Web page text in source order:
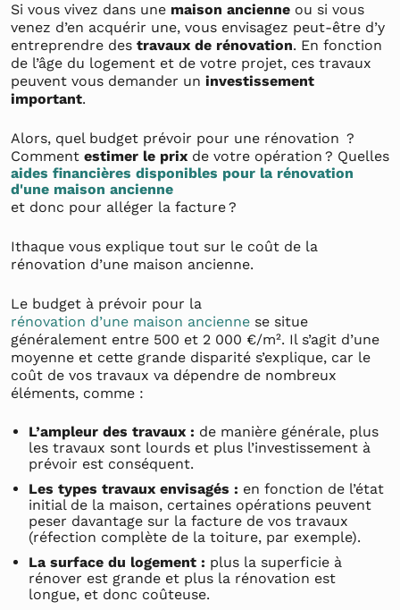
Si vous vivez dans une maison ancienne ou si vous
venez d’en acquérir une, vous envisagez peut-être d’y
entreprendre des travaux de rénovation. En fonction
de l’âge du logement et de votre projet, ces travaux
peuvent vous demander un investissement
important.
Alors, quel budget prévoir pour une rénovation ?
Comment estimer le prix de votre opération ? Quelles
aides financières disponibles pour la rénovation
d'une maison ancienne
et donc pour alléger la facture ?
Ithaque vous explique tout sur le coût de la
rénovation d’une maison ancienne.
Le budget à prévoir pour la
rénovation d’une maison ancienne se situe
généralement entre 500 et 2 000 €/m². Il s’agit d’une
moyenne et cette grande disparité s’explique, car le
coût de vos travaux va dépendre de nombreux
éléments, comme :
L’ampleur des travaux : de manière générale, plus
les travaux sont lourds et plus l’investissement à
prévoir est conséquent.
Les types travaux envisagés : en fonction de l’état
initial de la maison, certaines opérations peuvent
peser davantage sur la facture de vos travaux
(réfection complète de la toiture, par exemple).
La surface du logement : plus la superficie à
rénover est grande et plus la rénovation est
longue, et donc coûteuse.